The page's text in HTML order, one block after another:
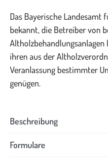
Das Bayerische Landesamt
bekannt, die Betreiber von
ihren aus der
Veranlassung bestimmter
genügen.
Beschreibung
Formulare